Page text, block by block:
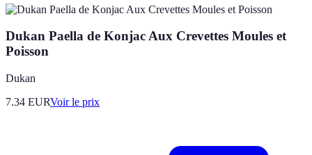
Dukan Paella de Konjac Aux Crevettes Moules et
Poisson
Dukan
7.34 EURVoir le prix